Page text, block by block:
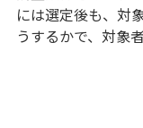
には選定後も、対
うするかで、対象